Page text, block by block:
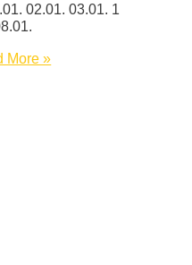
02.01. 03.01. 1
More »